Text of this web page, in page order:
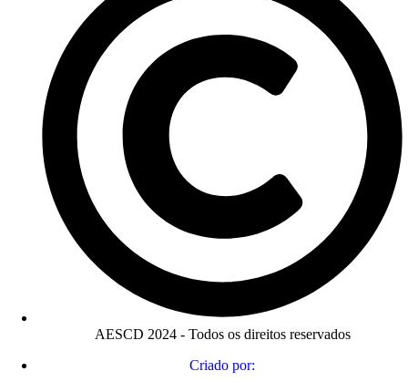
AESCD 2024 - Todos os direitos reservados
Criado por: